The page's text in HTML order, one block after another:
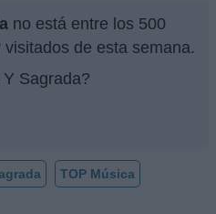
no está entre los 500
de esta semana.
Sagrada?
TOP Música